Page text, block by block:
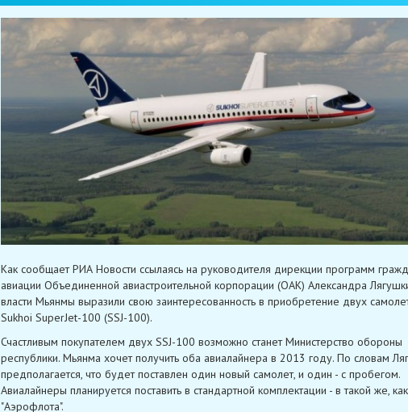
Как сообщает РИА Новости ссылаясь на руководителя дирекции программ
авиации Объединенной авиастроительной корпорации (ОАК) Александра
власти Мьянмы выразили свою заинтересованность в приобретение двух
Sukhoi SuperJet-100 (SSJ-100).
Счастливым покупателем двух SSJ-100 возможно станет Министерство обороны
республики. Мьянма хочет получить оба авиалайнера в 2013 году. По словам
предполагается, что будет поставлен один новый самолет, и один - с пробегом.
Авиалайнеры планируется поставить в стандартной комплектации - в такой же,
"Аэрофлота".